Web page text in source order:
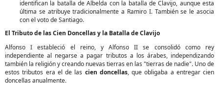
identifican la batalla de Albelda con la batalla de Clavijo, aunque esta
última se atribuye tradicionalmente a Ramiro I. También se le asocia
con el voto de Santiago.
El Tributo de las Cien Doncellas y la Batalla de Clavijo
Alfonso I estableció el reino, y Alfonso II se consolidó como rey
independiente al negarse a pagar tributos a los árabes, independizando
también la religión y creando nuevas tierras en las "tierras de nadie". Uno de
estos tributos era el de las cien doncellas, que obligaba a entregar cien
doncellas anualmente.